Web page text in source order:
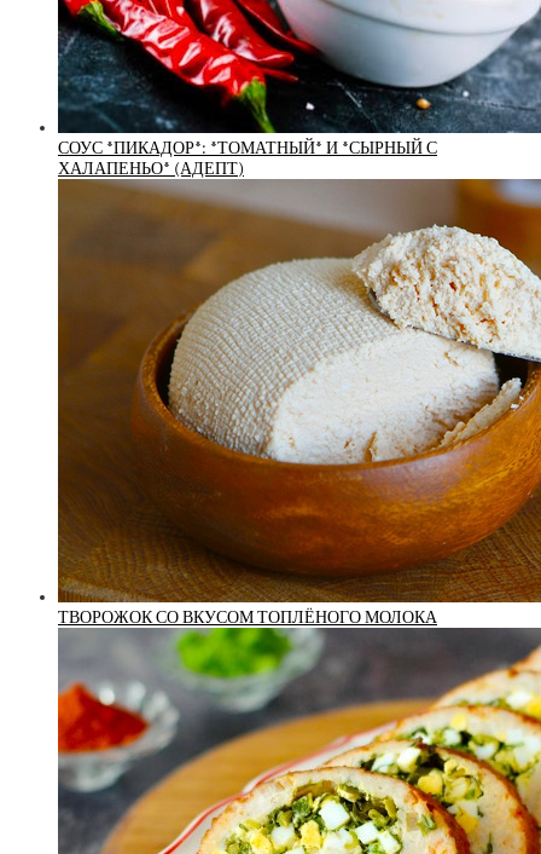
СОУС *ПИКАДОР*: *ТОМАТНЫЙ* И *СЫРНЫЙ С
ХАЛАПЕНЬО* (АДЕПТ)
ТВОРОЖОК СО ВКУСОМ ТОПЛЁНОГО МОЛОКА